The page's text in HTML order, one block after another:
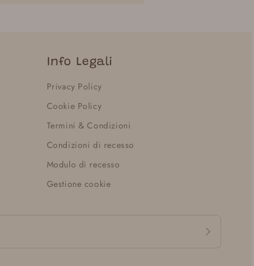
Info Legali
Privacy Policy
Cookie Policy
Termini & Condizioni
Condizioni di recesso
Modulo di recesso
Gestione cookie